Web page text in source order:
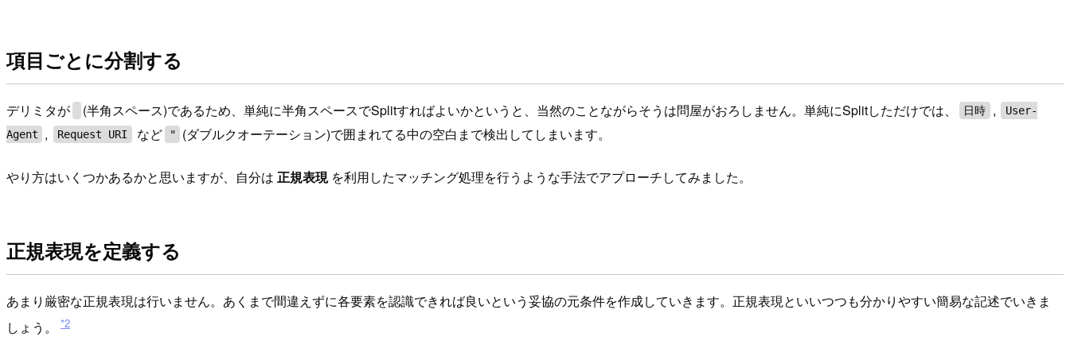
項目ごとに分割する
デリミタが (半角スペース)であるため、単純に半角スペースでSplitすればよいかというと、当然のことながらそうは問屋がおろしません。単純にSplitしただけでは、 日時 ,
User-
Agent
, Request URI など " (ダブルクオーテーション)で囲まれてる中の空白まで検出してしまいます。
やり方はいくつかあるかと思いますが、自分は 正規表現を利用したマッチング処理を行うような手法でアプローチしてみました。
正規表現を定義する
あまり厳密な正規表現は行いません。あくまで間違えずに各要素を認識できれば良いという妥協の元条件を作成していきます。正規表現といいつつも分かりやすい簡易な記述でいきま
しょう。
*2